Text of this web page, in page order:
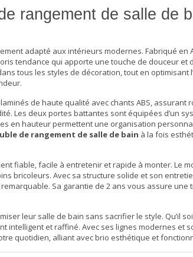
rangement de salle de
adapté aux intérieurs modernes. Fabriqué en
tendance qui apporte une touche de douceur et
tous les styles de décoration, tout en optimisant
de haute qualité avec chants ABS, assurant
Les deux portes battantes sont équipées d’un
en hauteur permettent une organisation
de rangement de salle de bain à la fois
fiable, facile à entretenir et rapide à monter. Le
bricoleurs. Avec sa structure solide et son
Sa garantie de 2 ans vous assure une
leur salle de bain sans sacrifier le style. Qu’il
intelligent et raffiné. Avec ses lignes modernes et
quotidien, alliant avec brio esthétique et